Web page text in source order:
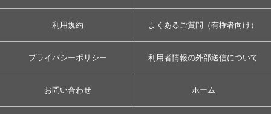
利用規約 よくあるご質問（有権者向け）
プライバシーポリシー 利用者情報の外部送信について
お問い合わせ ホーム